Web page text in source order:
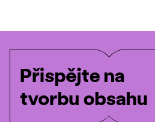
Přispějte na
tvorbu obsahu